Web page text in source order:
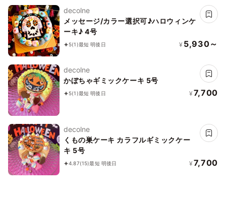
decolne
メッセージ/カラー選択可♪ハロウィンケ
ーキ♪ 4号
5(1)最短 明後日 ¥ 5,930～
decolne
かぼちゃギミックケーキ 5号
5(1)最短 明後日 ¥ 7,700
decolne
くもの巣ケーキ カラフルギミックケー
キ 5号
4.87(15)最短 明後日 ¥ 7,700